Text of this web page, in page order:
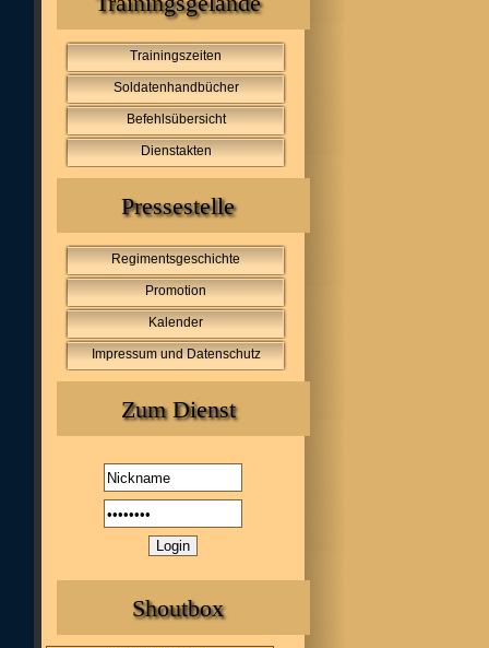
Trainingszeiten
Soldatenhandbücher
Befehlsübersicht
Dienstakten
Pressestelle
Regimentsgeschichte
Promotion
Kalender
Impressum und Datenschutz
Zum Dienst
Shoutbox